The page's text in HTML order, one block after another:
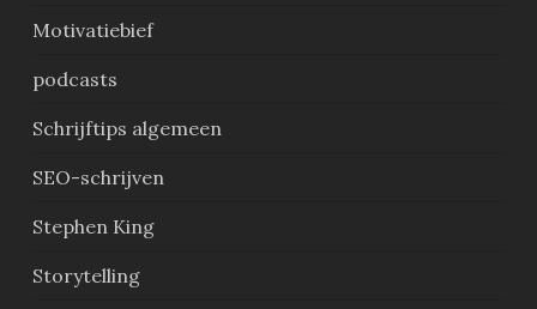
Motivatiebief
podcasts
Schrijftips algemeen
SEO-schrijven
Stephen King
Storytelling